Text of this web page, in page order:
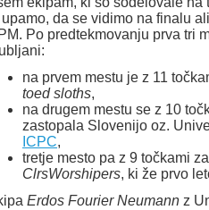
upamo, da se vidimo na finalu
Po predtekmovanju prva tri
na prvem mestu je z 11
toed sloths,
na drugem mestu se z 10
zastopala Slovenijo oz.
ICPC,
tretje mesto pa z 9 točkami
ClrsWorshipers, ki že prvo
Erdos Fourier Neumann z